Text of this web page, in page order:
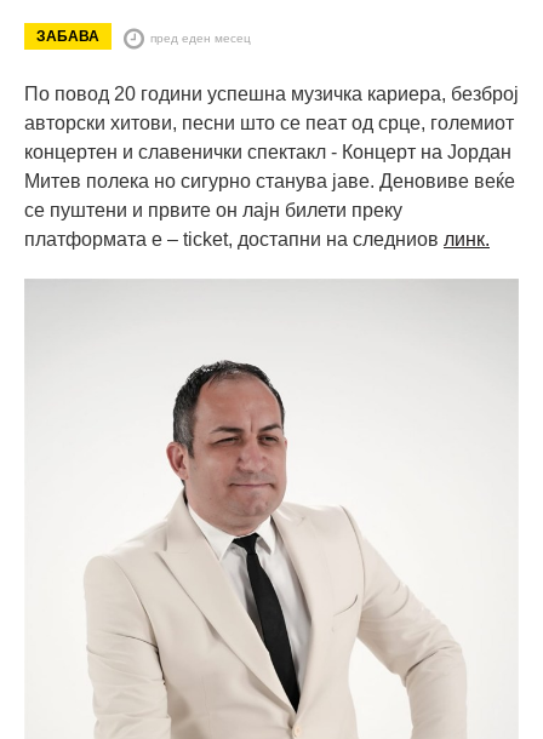
ЗАБАВА пред еден месец
По повод 20 години успешна музичка кариера, безброј
авторски хитови, песни што се пеат од срце, големиот
концертен и славенички спектакл - Концерт на Јордан
Митев полека но сигурно станува јаве. Деновиве веќе
се пуштени и првите он лајн билети преку
платформата e – ticket, достапни на следниов линк.